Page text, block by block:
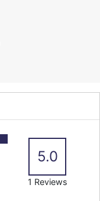
5.0
1 Reviews